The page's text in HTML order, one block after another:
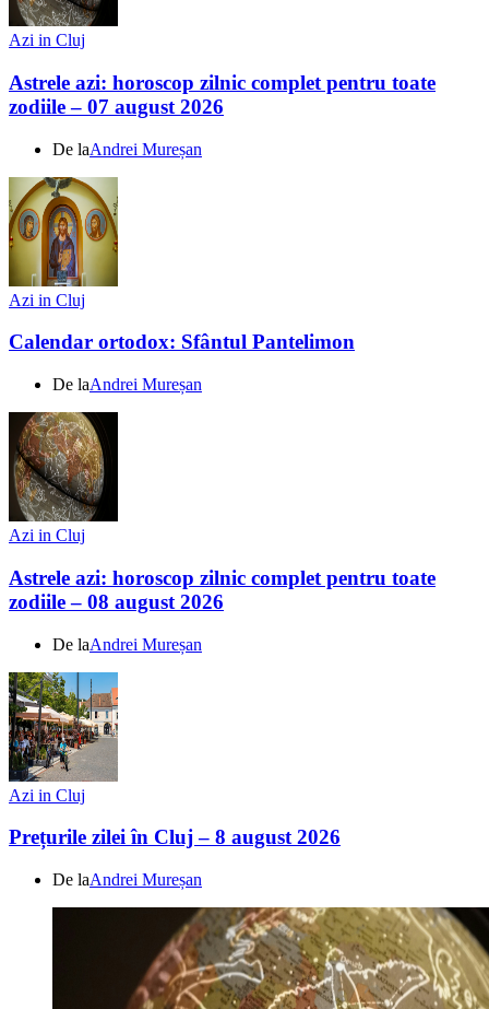
Azi in Cluj
Astrele azi: horoscop zilnic complet pentru toate
zodiile – 07 august 2026
De laAndrei Mureșan
Azi in Cluj
Calendar ortodox: Sfântul Pantelimon
De laAndrei Mureșan
Azi in Cluj
Astrele azi: horoscop zilnic complet pentru toate
zodiile – 08 august 2026
De laAndrei Mureșan
Azi in Cluj
Prețurile zilei în Cluj – 8 august 2026
De laAndrei Mureșan